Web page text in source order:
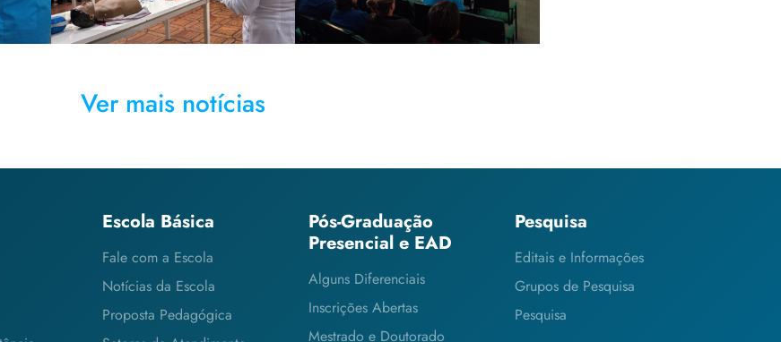
Ver mais notícias
Escola Básica
Fale com a Escola
Notícias da Escola
Proposta Pedagógica
Pós-Graduação
Presencial e EAD
Alguns Diferenciais
Inscrições Abertas
Mestrado e Doutorado
Pesquisa
Editais e Informações
Grupos de Pesquisa
Pesquisa